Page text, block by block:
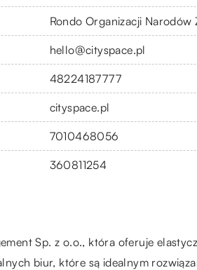
Rondo Organizacji Narodów
hello@cityspace.pl
48224187777
cityspace.pl
7010468056
360811254
Sp. z o.o., która oferuje
biur, które są idealnym